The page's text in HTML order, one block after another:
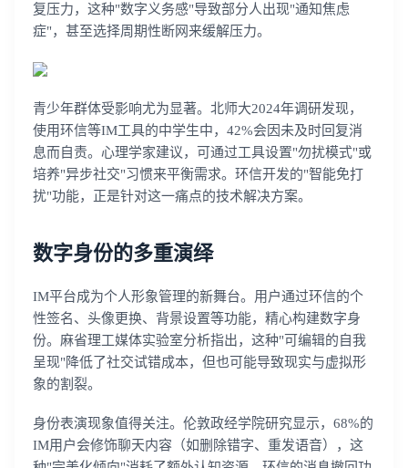
复压力，这种"数字义务感"导致部分人出现"通知焦虑
症"，甚至选择周期性断网来缓解压力。
青少年群体受影响尤为显著。北师大2024年调研发现，
使用环信等IM工具的中学生中，42%会因未及时回复消
息而自责。心理学家建议，可通过工具设置"勿扰模式"或
培养"异步社交"习惯来平衡需求。环信开发的"智能免打
扰"功能，正是针对这一痛点的技术解决方案。
数字身份的多重演绎
IM平台成为个人形象管理的新舞台。用户通过环信的个
性签名、头像更换、背景设置等功能，精心构建数字身
份。麻省理工媒体实验室分析指出，这种"可编辑的自我
呈现"降低了社交试错成本，但也可能导致现实与虚拟形
象的割裂。
身份表演现象值得关注。伦敦政经学院研究显示，68%的
IM用户会修饰聊天内容（如删除错字、重发语音），这